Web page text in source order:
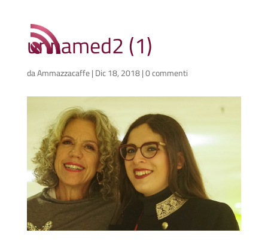
unnamed2 (1)
daAmmazzacaffe| Dic 18, 2018|0 commenti